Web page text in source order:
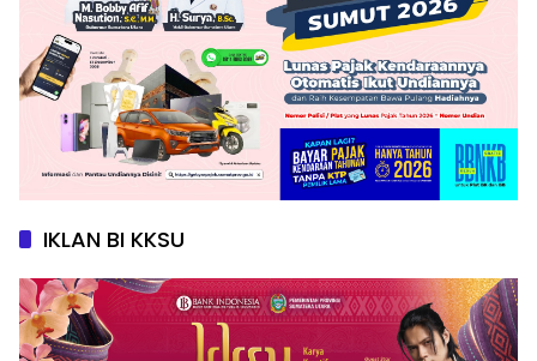
IKLAN BI KKSU